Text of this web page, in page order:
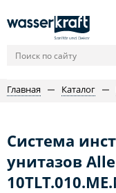
Главная Каталог
Система
унитазов